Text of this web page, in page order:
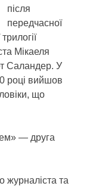
після
передчасної
Мікаеля
Саландер. У
році вийшов
що
— друга
журналіста та